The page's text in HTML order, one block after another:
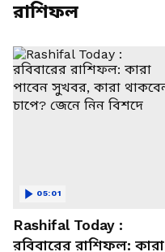
রাশিফল
Rashifal Today :
রবিবারের রাশিফল: কারা
05:01